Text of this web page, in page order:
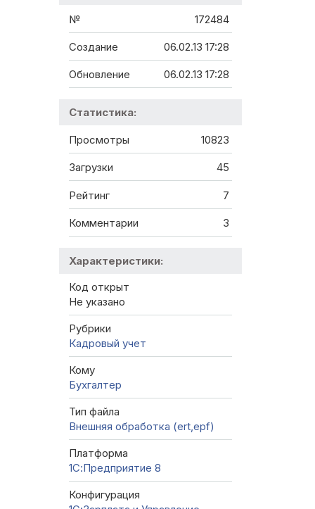
№ 172484
Создание 06.02.13 17:28
Обновление 06.02.13 17:28
Статистика:
Просмотры 10823
Загрузки 45
Рейтинг 7
Комментарии 3
Характеристики:
Код открыт
Не указано
Рубрики
Кадровый учет
Кому
Бухгалтер
Тип файла
Внешняя обработка (ert,epf)
Платформа
1С:Предприятие 8
Конфигурация